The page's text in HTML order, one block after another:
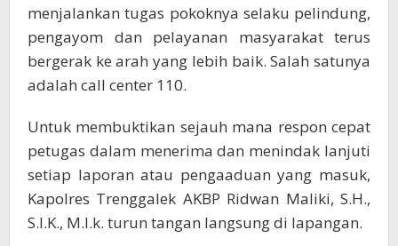
menjalankan tugas pokoknya selaku pelindung,
pengayom dan pelayanan masyarakat terus
bergerak ke arah yang lebih baik. Salah satunya
adalah call center 110.
Untuk membuktikan sejauh mana respon cepat
petugas dalam menerima dan menindak lanjuti
setiap laporan atau pengaaduan yang masuk,
Kapolres Trenggalek AKBP Ridwan Maliki, S.H.,
S.I.K., M.I.k. turun tangan langsung di lapangan.